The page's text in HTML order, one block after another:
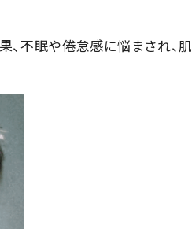
、不眠や倦怠感に悩まされ、肌